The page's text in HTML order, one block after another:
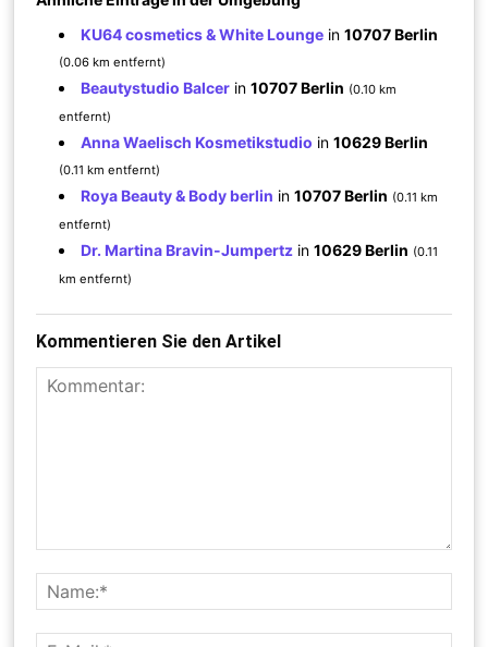
KU64 cosmetics & White Lounge in10707 Berlin
(0.06 km entfernt)
Beautystudio Balcer in10707 Berlin (0.10 km
entfernt)
Anna Waelisch Kosmetikstudio in10629 Berlin
(0.11 km entfernt)
Roya Beauty & Body berlin in10707 Berlin (0.11 km
entfernt)
Dr. Martina Bravin-Jumpertz in10629 Berlin (0.11
km entfernt)
Kommentieren Sie den Artikel